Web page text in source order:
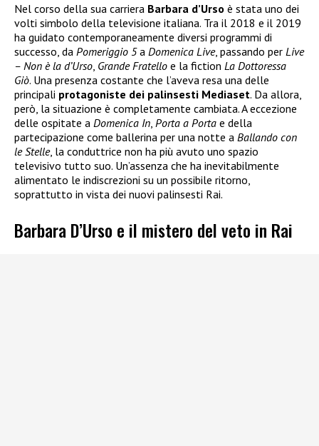
Nel corso della sua carriera Barbara d’Urso è stata uno dei
volti simbolo della televisione italiana. Tra il 2018 e il 2019
ha guidato contemporaneamente diversi programmi di
successo, da Pomeriggio 5a Domenica Live, passando per Live
– Non è la d’Urso Grande Fratello e la fiction La Dottoressa
Giò. Una presenza costante che l’aveva resa una delle
principali protagoniste dei palinsesti Mediaset. Da allora,
però, la situazione è completamente cambiata. A eccezione
delle ospitate a Domenica In Porta a Porta e della
partecipazione come ballerina per una notte a Ballando con
le Stelle, la conduttrice non ha più avuto uno spazio
televisivo tutto suo. Un’assenza che ha inevitabilmente
alimentato le indiscrezioni su un possibile ritorno,
soprattutto in vista dei nuovi palinsesti Rai.
Barbara D’Urso e il mistero del veto in Rai